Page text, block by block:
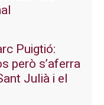
Puigtió:
però s’aferra
Julià i el